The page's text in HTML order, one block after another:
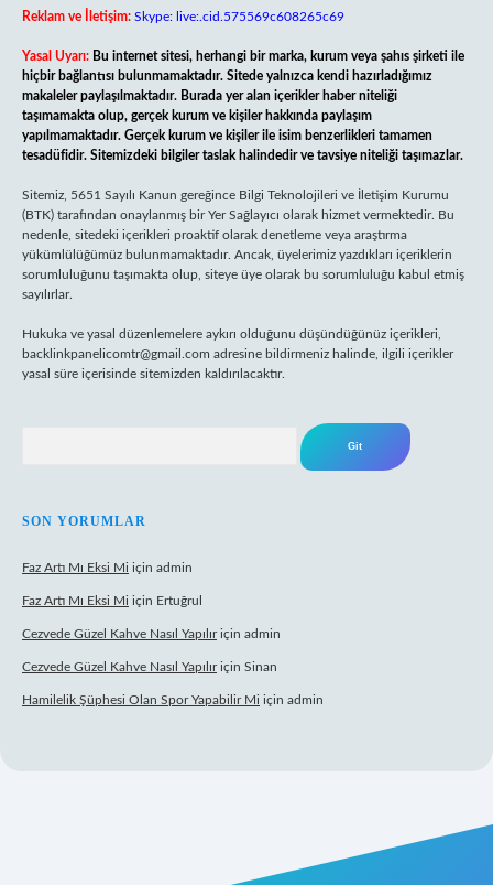
Reklam ve İletişim: Skype: live:.cid.575569c608265c69
Yasal Uyarı: Bu internet sitesi, herhangi bir marka, kurum veya şahıs şirketi ile
hiçbir bağlantısı bulunmamaktadır. Sitede yalnızca kendi hazırladığımız
makaleler paylaşılmaktadır. Burada yer alan içerikler haber niteliği
taşımamakta olup, gerçek kurum ve kişiler hakkında paylaşım
yapılmamaktadır. Gerçek kurum ve kişiler ile isim benzerlikleri tamamen
tesadüfidir. Sitemizdeki bilgiler taslak halindedir ve tavsiye niteliği taşımazlar.
Sitemiz, 5651 Sayılı Kanun gereğince Bilgi Teknolojileri ve İletişim Kurumu
(BTK) tarafından onaylanmış bir Yer Sağlayıcı olarak hizmet vermektedir. Bu
nedenle, sitedeki içerikleri proaktif olarak denetleme veya araştırma
yükümlülüğümüz bulunmamaktadır. Ancak, üyelerimiz yazdıkları içeriklerin
sorumluluğunu taşımakta olup, siteye üye olarak bu sorumluluğu kabul etmiş
sayılırlar.
Hukuka ve yasal düzenlemelere aykırı olduğunu düşündüğünüz içerikleri,
backlinkpanelicomtr@gmail.com adresine bildirmeniz halinde, ilgili içerikler
yasal süre içerisinde sitemizden kaldırılacaktır.
SON YORUMLAR
Faz Artı Mı Eksi Mi için admin
Faz Artı Mı Eksi Mi için Ertuğrul
Cezvede Güzel Kahve Nasıl Yapılıriçin admin
Cezvede Güzel Kahve Nasıl Yapılıriçin Sinan
Hamilelik Şüphesi Olan Spor Yapabilir Mi için admin